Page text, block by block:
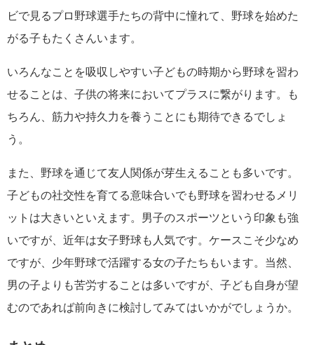
ビで見るプロ野球選手たちの背中に憧れて、野球を始めた
がる子もたくさんいます。
いろんなことを吸収しやすい子どもの時期から野球を習わ
せることは、子供の将来においてプラスに繋がります。も
ちろん、筋力や持久力を養うことにも期待できるでしょ
う。
また、野球を通じて友人関係が芽生えることも多いです。
子どもの社交性を育てる意味合いでも野球を習わせるメリ
ットは大きいといえます。男子のスポーツという印象も強
いですが、近年は女子野球も人気です。ケースこそ少なめ
ですが、少年野球で活躍する女の子たちもいます。当然、
男の子よりも苦労することは多いですが、子ども自身が望
むのであれば前向きに検討してみてはいかがでしょうか。